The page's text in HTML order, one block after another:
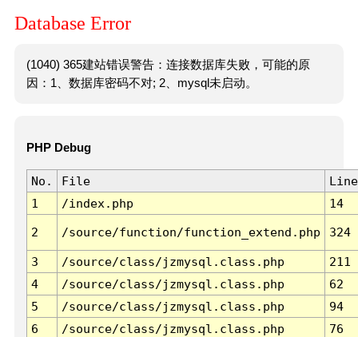
Database Error
(1040) 365建站错误警告：连接数据库失败，可能的原
因：1、数据库密码不对; 2、mysql未启动。
PHP Debug
No. File
Line
1
/index.php 14
2 /source/function/function_extend.php 324
3 /source/class/jzmysql.class.php
211
4
/source/class/jzmysql.class.php
62
5
/source/class/jzmysql.class.php
94
6
/source/class/jzmysql.class.php 76